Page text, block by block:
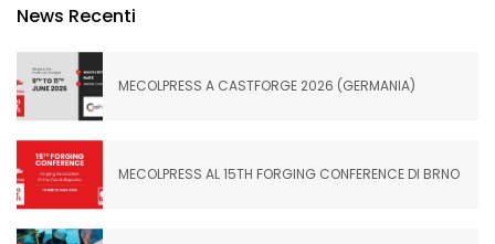
News Recenti
MECOLPRESS A CASTFORGE 2026 (GERMANIA)
MECOLPRESS AL 15TH FORGING CONFERENCE DI BRNO